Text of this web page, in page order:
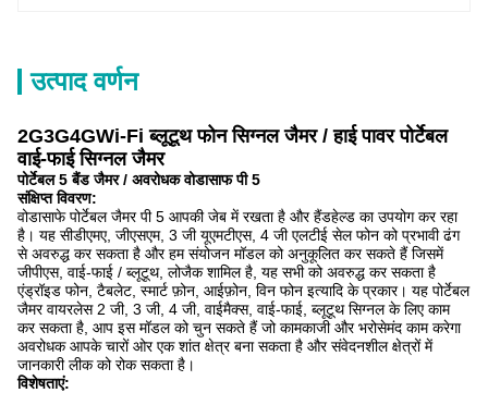
उत्पाद वर्णन
2G3G4GWi-Fi ब्लूटूथ फोन सिग्नल जैमर / हाई पावर पोर्टेबल
वाई-फाई सिग्नल जैमर
पोर्टेबल 5 बैंड जैमर / अवरोधक वोडासाफ पी 5
संक्षिप्त विवरण:
वोडासाफे पोर्टेबल जैमर पी 5 आपकी जेब में रखता है और हैंडहेल्ड का उपयोग कर रहा
है। यह सीडीएमए, जीएसएम, 3 जी यूएमटीएस, 4 जी एलटीई सेल फोन को प्रभावी ढंग
से अवरुद्ध कर सकता है और हम संयोजन मॉडल को अनुकूलित कर सकते हैं जिसमें
जीपीएस, वाई-फाई / ब्लूटूथ, लोजैक शामिल है, यह सभी को अवरुद्ध कर सकता है
एंड्रॉइड फोन, टैबलेट, स्मार्ट फ़ोन, आईफ़ोन, विन फोन इत्यादि के प्रकार। यह पोर्टेबल
जैमर वायरलेस 2 जी, 3 जी, 4 जी, वाईमैक्स, वाई-फाई, ब्लूटूथ सिग्नल के लिए काम
कर सकता है, आप इस मॉडल को चुन सकते हैं जो कामकाजी और भरोसेमंद काम करेगा
अवरोधक आपके चारों ओर एक शांत क्षेत्र बना सकता है और संवेदनशील क्षेत्रों में
जानकारी लीक को रोक सकता है।
विशेषताएं: